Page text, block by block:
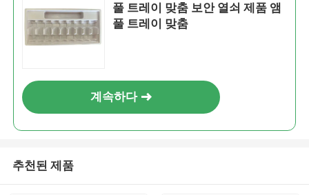
풀 트레이 맞춤 보안 열쇠 제품 앰
풀 트레이 맞춤
계속하다
추천된 제품